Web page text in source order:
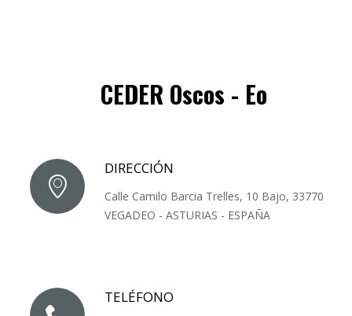
CEDER Oscos - Eo
DIRECCIÓN
Calle Camilo Barcia Trelles, 10 Bajo, 33770
VEGADEO - ASTURIAS - ESPAÑA
TELÉFONO